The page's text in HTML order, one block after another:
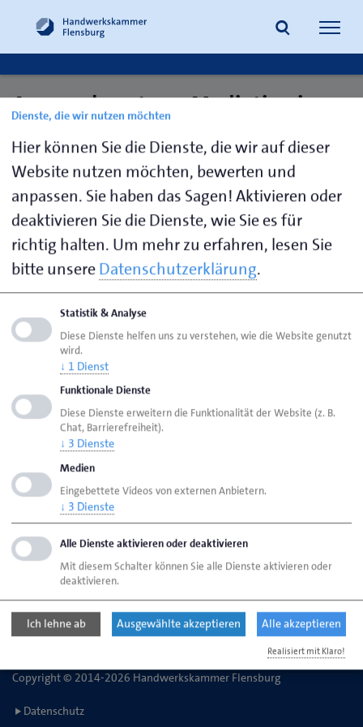
Suche
Ansprechpartner: Mediation im
Handwerk
Schädlich,
Heiko
0461 866-
135
h.schaedlich@hwk-
flensburg.de
Seite drucken
aktualisiert am 01. Apr. 2026
Handwerkskammer Flensburg
Ansprechpartner
Bereiche
Handwerkskammer Flensburg
Johanniskirchhof 1-7
Telefon: 0461 866-0
E-Mail:info@hwk-flensburg.de
Copyright © 2014-2026 Handwerkskammer Flensburg
Datenschutz
Dienste, die wir nutzen möchten
Hier können Sie die Dienste, die wir auf dieser
Website nutzen möchten, bewerten und
anpassen. Sie haben das Sagen! Aktivieren oder
deaktivieren Sie die Dienste, wie Sie es für
richtig halten. Um mehr zu erfahren, lesen Sie
bitte unsereDatenschutzerklärung.
Statistik & Analyse
Diese Dienste helfen uns zu verstehen, wie die Website genutzt
wird.
↓ 1 Dienst
Funktionale Dienste
Diese Dienste erweitern die Funktionalität der Website (z. B.
Chat, Barrierefreiheit).
↓ 3 Dienste
Medien
Eingebettete Videos von externen Anbietern.
↓ 3 Dienste
Alle Dienste aktivieren oder deaktivieren
Mit diesem Schalter können Sie alle Dienste aktivieren oder
deaktivieren.
Ich lehne ab Ausgewählte akzeptieren Alle akzeptieren
Realisiert mit Klaro!